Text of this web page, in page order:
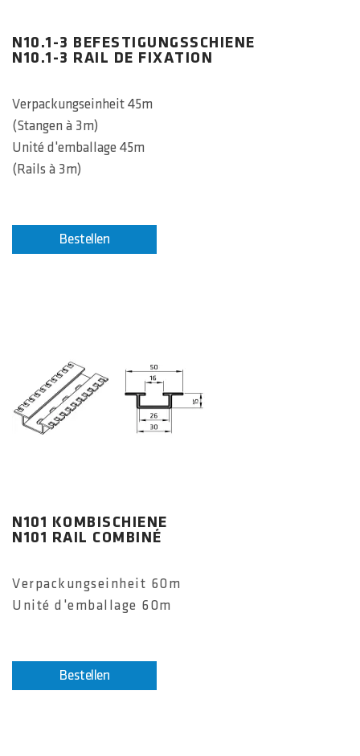
N10.1-3 BEFESTIGUNGSSCHIENE
N10.1-3 RAIL DE FIXATION
Verpackungseinheit 45m
(Stangen à 3m)
Unité d'emballage 45m
(Rails à 3m)
Bestellen
N101 KOMBISCHIENE
N101 RAIL COMBINÉ
Verpackungseinheit 60m
Unité d'emballage 60m
Bestellen